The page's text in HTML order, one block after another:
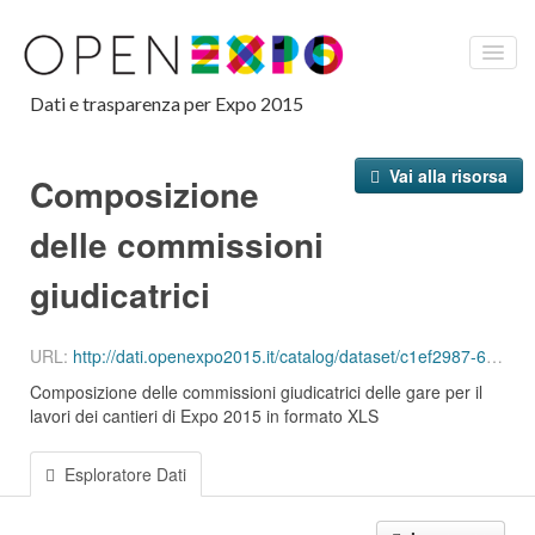
Dati e trasparenza per Expo 2015
CRUSCOTTO LAVORI
OPEN DATA
NOTIZIE
EXPO BAROMETRO
English
Italiano
Vai alla risorsa
Composizione
delle commissioni
giudicatrici
URL: http://dati.openexpo2015.it/catalog/dataset/c1ef2987-64f6-4a23-99dd-2d602ba29f89/resource/33ff752a-99ac-48c5-b273-945ec59f6a85/download/commissioni.xls
Composizione delle commissioni giudicatrici delle gare per il
lavori dei cantieri di Expo 2015 in formato XLS
Esploratore Dati